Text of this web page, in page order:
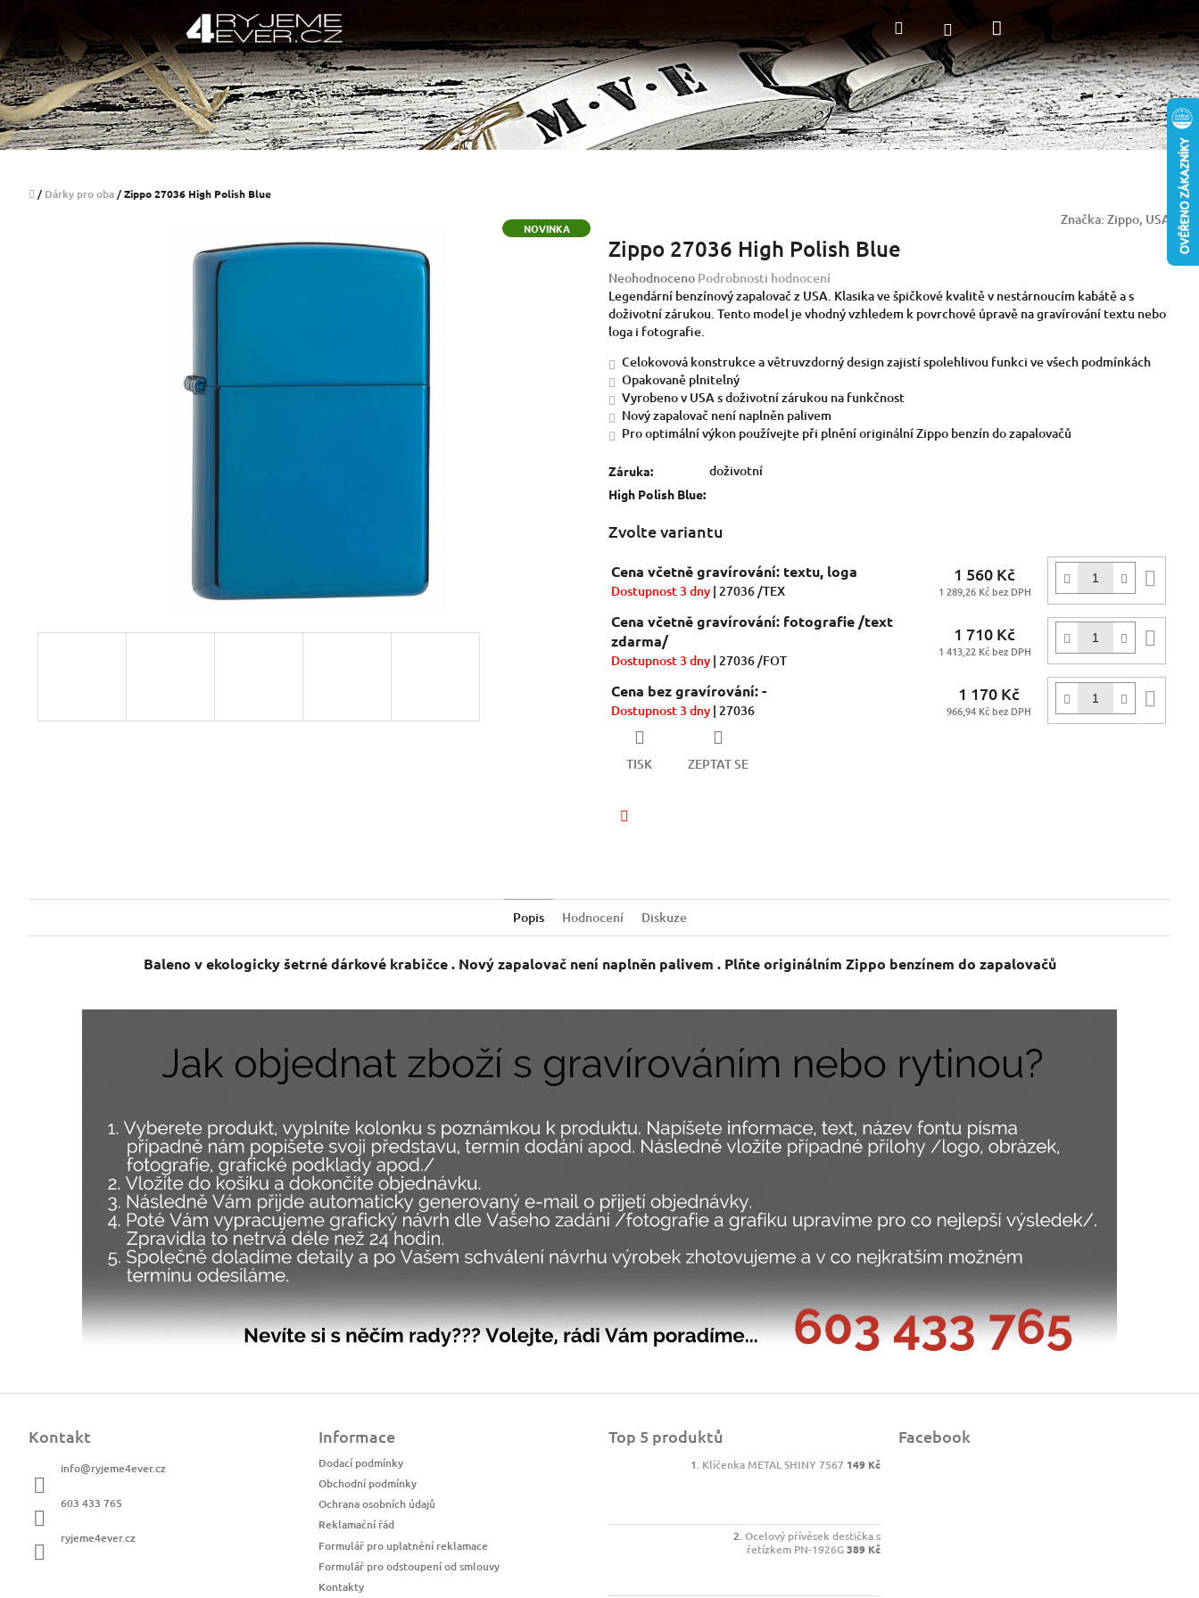
obsah
HledatPřihlášeníNákupní
košík
Domů
/ Dárky pro oba/Zippo 27036 High Polish Blue
NOVINKA
Značka: Zippo, USA
Zippo 27036 High Polish Blue
Průměrné
hodnocení
produktu
je
z
5
hvězdiček.
Neohodnoceno Podrobnosti hodnocení
Legendární benzínový zapalovač z USA. Klasika ve špičkové kvalitě v nestárnoucím kabátě a s
doživotní zárukou. Tento model je vhodný vzhledem k povrchové úpravě na gravírování textu nebo
loga i fotografie.
Celokovová konstrukce a větruvzdorný design zajistí spolehlivou funkci ve všech podmínkách
Opakovaně plnitelný
Vyrobeno v USA s doživotní zárukou na funkčnost
Nový zapalovač není naplněn palivem
Pro optimální výkon používejte při plnění originální Zippo benzín do zapalovačů
Záruka: doživotní
High Polish Blue:
Zvolte variantu
Cena včetně gravírování: textu, loga
Dostupnost 3 dny | 27036 /TEX
1 560 Kč
1 289,26 Kč bez DPH
Cena včetně gravírování: fotografie /text
zdarma/
Dostupnost 3 dny | 27036 /FOT
1 710 Kč
1 413,22 Kč bez DPH
Cena bez gravírování: -
Dostupnost 3 dny | 27036
1 170 Kč
966,94 Kč bez DPH
TISK ZEPTAT SE
Popis Hodnocení Diskuze
Baleno v ekologicky šetrné dárkové krabičce . Nový zapalovač není naplněn palivem . Plňte originálním Zippo benzínem do zapalovačů
Kontakt
info@ryjeme4ever.cz
603 433 765
ryjeme4ever.cz
Informace
Dodací podmínky
Obchodní podmínky
Ochrana osobních údajů
Reklamační řád
Formulář pro uplatnění reklamace
Formulář pro odstoupení od smlouvy
Kontakty
Top 5 produktů
Klíčenka METAL SHINY 7567 149 Kč
Ocelový přívěsek destička s
řetízkem PN-1926G389 Kč
Facebook